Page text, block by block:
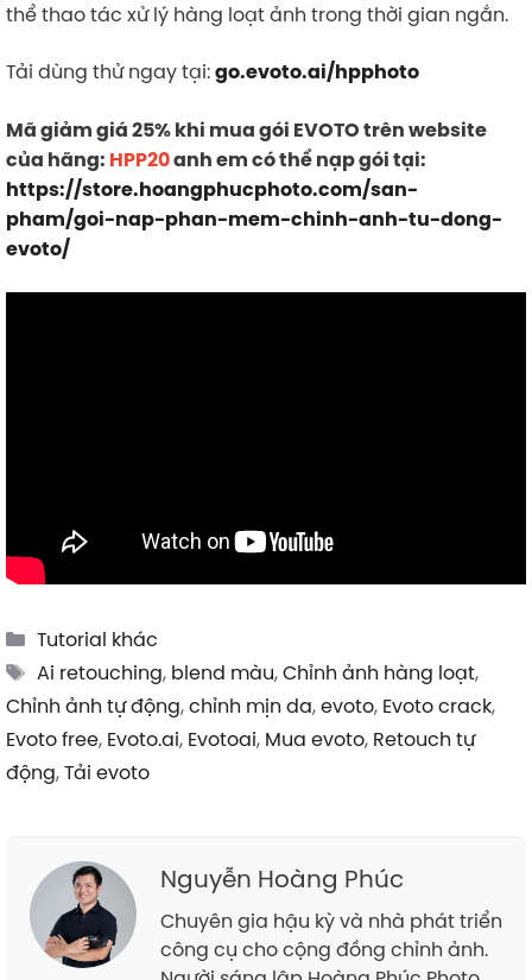
thể thao tác xử lý hàng loạt ảnh trong thời gian ngắn.
Tải dùng thử ngay tại:go.evoto.ai/hpphoto
Mã giảm giá 25% khi mua gói EVOTO trên website
của hãng: HPP20anh em có thể nạp gói tại:
https://store.hoangphucphoto.com/san-
pham/goi-nap-phan-mem-chinh-anh-tu-dong-
evoto/
Categories
Tutorial khác
Tags
Ai retouching, blend màu,Chỉnh ảnh hàng loạt,
Chỉnh ảnh tự động,chỉnh mịn da,evoto, Evoto crack,
Evoto free, Evoto.ai, Evotoai, Mua evoto, Retouch tự
động,Tải evoto
Nguyễn Hoàng Phúc
Chuyên gia hậu kỳ và nhà phát triển
công cụ cho cộng đồng chỉnh ảnh.